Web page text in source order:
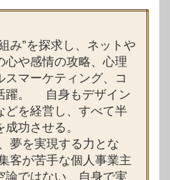
み”を探求し、ネットや
心や感情の攻略、心理
マーケティング、コ
躍。 自身もデザイン
どを経営し、すべて半
功させる。
夢を実現する力とな
客が苦手な個人事業主
論ではない、自身で実